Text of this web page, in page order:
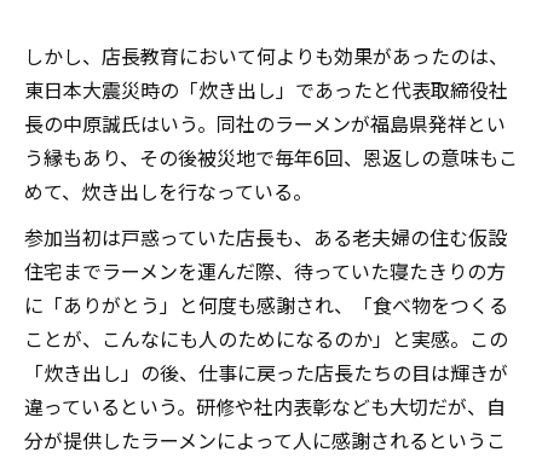
しかし、店長教育において何よりも効果があったのは、
東日本大震災時の「炊き出し」であったと代表取締役社
長の中原誠氏はいう。同社のラーメンが福島県発祥とい
う縁もあり、その後被災地で毎年6回、恩返しの意味もこ
めて、炊き出しを行なっている。
参加当初は戸惑っていた店長も、ある老夫婦の住む仮設
住宅までラーメンを運んだ際、待っていた寝たきりの方
に「ありがとう」と何度も感謝され、「食べ物をつくる
ことが、こんなにも人のためになるのか」と実感。この
「炊き出し」の後、仕事に戻った店長たちの目は輝きが
違っているという。研修や社内表彰なども大切だが、自
分が提供したラーメンによって人に感謝されるというこ